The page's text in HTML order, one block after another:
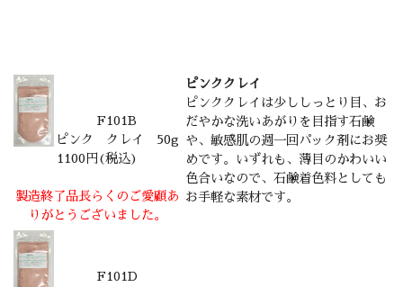
F101B
ピンク クレイ 50g
1100円(税込)
製造終了品長らくのご愛顧あ
りがとうございました。
ピンククレイ
ピンククレイは少ししっとり目、お
だやかな洗いあがりを目指す石鹸
や、敏感肌の週一回パック剤にお奨
めです。いずれも、薄目のかわいい
色合いなので、石鹸着色料としても
お手軽な素材です。
F101D